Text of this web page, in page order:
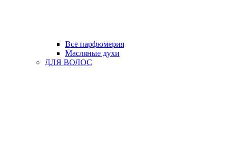
Все парфюмерия
Масляные духи
ДЛЯ ВОЛОС